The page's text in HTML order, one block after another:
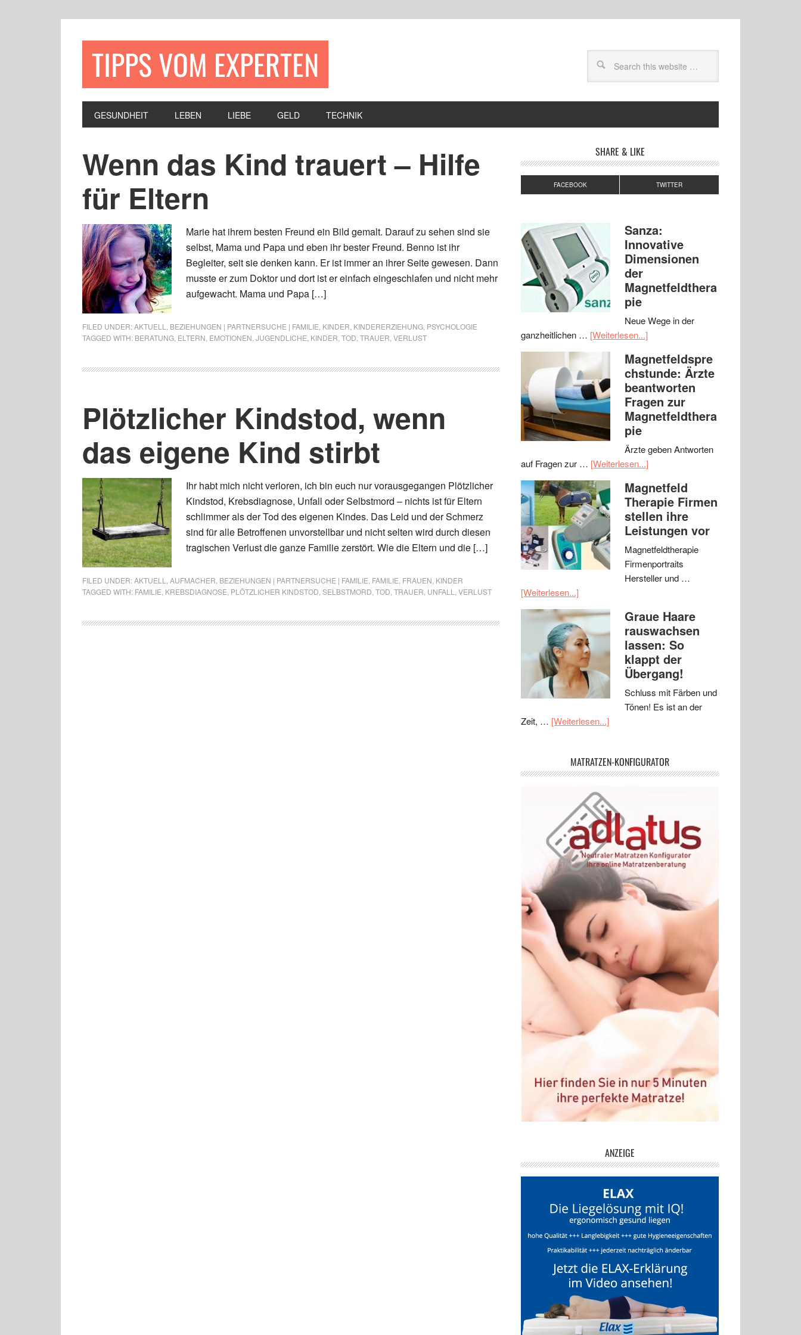
TIPPS VOM EXPERTEN
GESUNDHEIT LEBEN LIEBE GELD TECHNIK
Wenn das Kind trauert – Hilfe
für Eltern
Marie hat ihrem besten Freund ein Bild gemalt. Darauf zu sehen sind sie
selbst, Mama und Papa und eben ihr bester Freund. Benno ist ihr
Begleiter, seit sie denken kann. Er ist immer an ihrer Seite gewesen. Dann
musste er zum Doktor und dort ist er einfach eingeschlafen und nicht mehr
aufgewacht. Mama und Papa […]
FILED UNDER:AKTUELL BEZIEHUNGEN | PARTNERSUCHE | FAMILIE KINDER KINDERERZIEHUNG PSYCHOLOGIE
TAGGED WITH: BERATUNG ELTERN EMOTIONEN JUGENDLICHE KINDER TOD TRAUER VERLUST
Plötzlicher Kindstod, wenn
das eigene Kind stirbt
Ihr habt mich nicht verloren, ich bin euch nur vorausgegangen Plötzlicher
Kindstod, Krebsdiagnose, Unfall oder Selbstmord – nichts ist für Eltern
schlimmer als der Tod des eigenen Kindes. Das Leid und der Schmerz
sind für alle Betroffenen unvorstellbar und nicht selten wird durch diesen
tragischen Verlust die ganze Familie zerstört. Wie die Eltern und die […]
FILED UNDER:AKTUELL AUFMACHER BEZIEHUNGEN | PARTNERSUCHE | FAMILIE FAMILIE FRAUEN KINDER
TAGGED WITH: FAMILIE KREBSDIAGNOSE PLÖTZLICHER KINDSTOD SELBSTMORD TOD TRAUER UNFALL VERLUST
SHARE & LIKE
FACEBOOK TWITTER
Sanza:
Innovative
Dimensionen
der
Magnetfeldthera
pie
Neue Wege in der
ganzheitlichen … [Weiterlesen...]
Magnetfeldspre
chstunde: Ärzte
beantworten
Fragen zur
Magnetfeldthera
pie
Ärzte geben Antworten
auf Fragen zur … [Weiterlesen...]
Magnetfeld
Therapie Firmen
stellen ihre
Leistungen vor
Magnetfeldtherapie
Firmenportraits
Hersteller und …
[Weiterlesen...]
Graue Haare
rauswachsen
lassen: So
klappt der
Übergang!
Schluss mit Färben und
Tönen! Es ist an der
Zeit, … [Weiterlesen...]
MATRATZEN-KONFIGURATOR
ANZEIGE